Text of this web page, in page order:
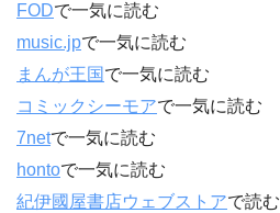
FODで一気に読む
music.jpで一気に読む
まんが王国 で一気に読む
コミックシーモアで一気に読む
7netで一気に読む
hontoで一気に読む
紀伊國屋書店ウェブストアで読む